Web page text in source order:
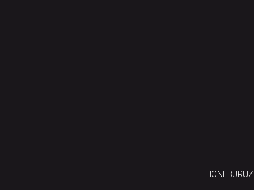
HONI BURUZ